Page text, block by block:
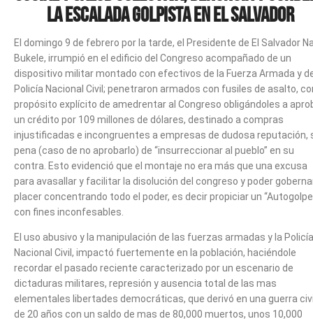
LA ESCALADA GOLPISTA EN EL SALVADOR
El domingo 9 de febrero por la tarde, el Presidente de El Salvador
Bukele, irrumpió en el edificio del Congreso acompañado de un
dispositivo militar montado con efectivos de la Fuerza Armada y
Policía Nacional Civil; penetraron armados con fusiles de asalto,
propósito explícito de amedrentar al Congreso obligándoles a
un crédito por 109 millones de dólares, destinado a compras
injustificadas e incongruentes a empresas de dudosa reputación,
pena (caso de no aprobarlo) de “insurreccionar al pueblo” en su
contra. Esto evidenció que el montaje no era más que una excusa
para avasallar y facilitar la disolución del congreso y poder
placer concentrando todo el poder, es decir propiciar un
con fines inconfesables.
El uso abusivo y la manipulación de las fuerzas armadas y la Policía
Nacional Civil, impactó fuertemente en la población, haciéndole
recordar el pasado reciente caracterizado por un escenario de
dictaduras militares, represión y ausencia total de las mas
elementales libertades democráticas, que derivó en una guerra
de 20 años con un saldo de mas de 80,000 muertos, unos 10,000